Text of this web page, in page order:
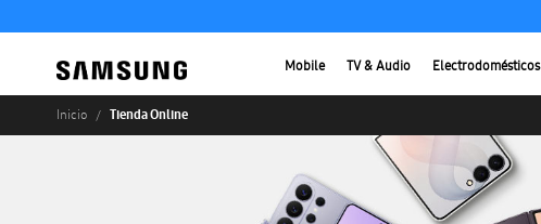
Mobile TV & Audio Electrodomésticos
Inicio Tienda Online